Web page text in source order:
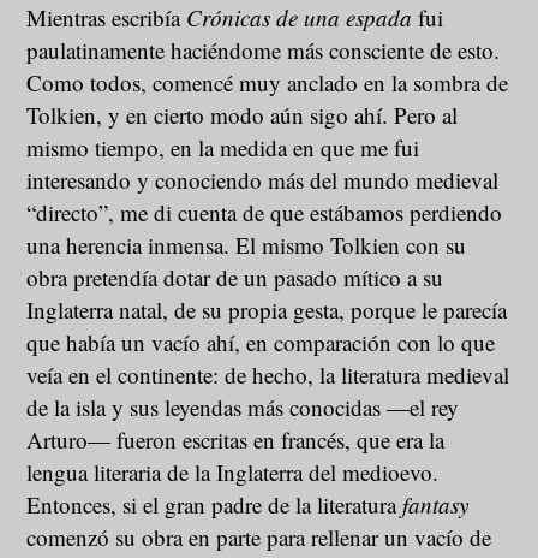
Mientras escribía Crónicas de una espada fui
paulatinamente haciéndome más consciente de esto.
Como todos, comencé muy anclado en la sombra de
Tolkien, y en cierto modo aún sigo ahí. Pero al
mismo tiempo, en la medida en que me fui
interesando y conociendo más del mundo medieval
“directo”, me di cuenta de que estábamos perdiendo
una herencia inmensa. El mismo Tolkien con su
obra pretendía dotar de un pasado mítico a su
Inglaterra natal, de su propia gesta, porque le parecía
que había un vacío ahí, en comparación con lo que
veía en el continente: de hecho, la literatura medieval
de la isla y sus leyendas más conocidas —el rey
Arturo— fueron escritas en francés, que era la
lengua literaria de la Inglaterra del medioevo.
Entonces, si el gran padre de la literaturafantasy
comenzó su obra en parte para rellenar un vacío de